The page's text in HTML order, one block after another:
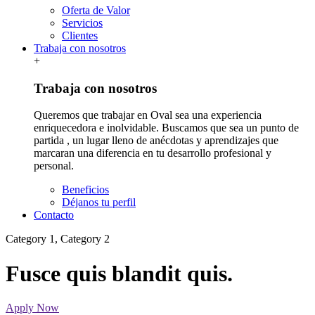
Oferta de Valor
Servicios
Clientes
Trabaja con nosotros
+
Trabaja con nosotros
Queremos que trabajar en Oval sea una experiencia
enriquecedora e inolvidable. Buscamos que sea un punto de
partida , un lugar lleno de anécdotas y aprendizajes que
marcaran una diferencia en tu desarrollo profesional y
personal.
Beneficios
Déjanos tu perfil
Contacto
Category 1, Category 2
Fusce quis blandit quis.
Apply Now